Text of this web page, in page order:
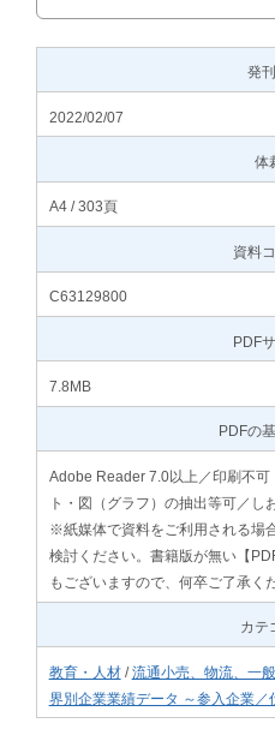
発
2022/02/07
体
A4 / 303頁
資料
C63129800
PDF
7.8MB
PDFの
Adobe Reader 7.0以上／印刷不
ト・図（グラフ）の抽出等可／
※紙媒体で資料をご利用される場
検討ください。書籍版が無い【
もございますので、何卒ご了承く
カテ
教育・人材/流通小売、物流、一
界別企業業績データ ～参入企業